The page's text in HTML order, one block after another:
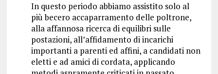
In questo periodo abbiamo assistito solo al
più becero accaparramento delle poltrone,
alla affannosa ricerca di equilibri sulle
postazioni, all’affidamento di incarichi
importanti a parenti ed affini, a candidati non
eletti e ad amici di cordata, applicando